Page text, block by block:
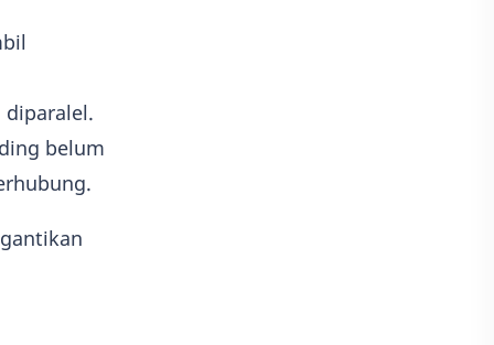
diparalel.
belum